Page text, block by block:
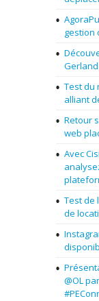
gestion
Test du
alliant
Retour
web
Avec
Test de
de
@OL